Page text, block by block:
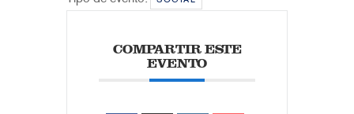
COMPARTIR ESTE
EVENTO